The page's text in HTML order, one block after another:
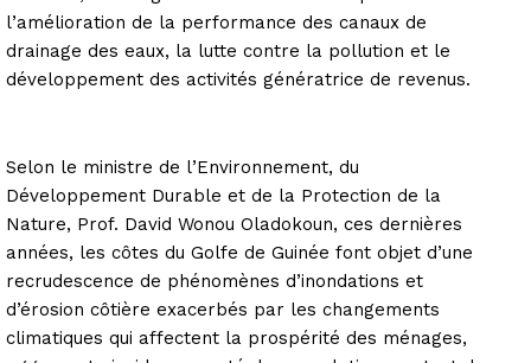
l’amélioration de la performance des canaux de
drainage des eaux, la lutte contre la pollution et le
développement des activités génératrice de revenus.
Selon le ministre de l’Environnement, du
Développement Durable et de la Protection de la
Nature, Prof. David Wonou Oladokoun, ces dernières
années, les côtes du Golfe de Guinée font objet d’une
recrudescence de phénomènes d’inondations et
d’érosion côtière exacerbés par les changements
climatiques qui affectent la prospérité des ménages,